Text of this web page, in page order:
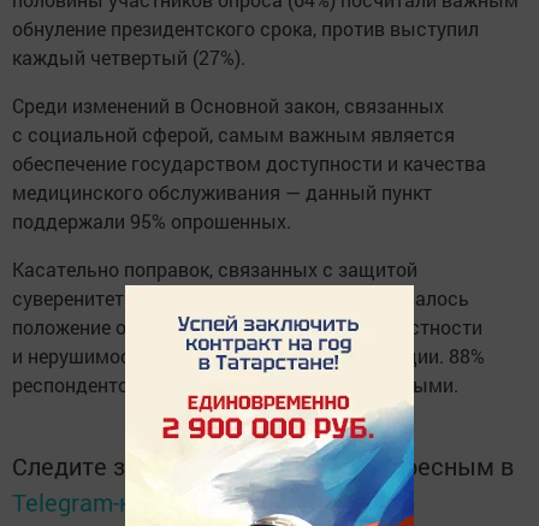
обнуление президентского срока, против выступил
каждый четвертый (27%).
Среди изменений в Основной закон, связанных
с социальной сферой, самым важным является
обеспечение государством доступности и качества
медицинского обслуживания — данный пункт
поддержали 95% опрошенных.
Касательно поправок, связанных с защитой
суверенитета страны, на первом месте оказалось
положение о защите государственной целостности
и нерушимости границ Российской Федерации. 88%
респондентов считают эти изменения важными.
Следите за самым важным и интересным в
Telegram-канале
Татмедиа